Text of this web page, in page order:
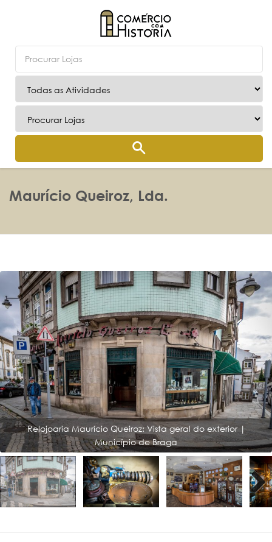
Maurício Queiroz, Lda.
Relojoaria Maurício Queiroz: Vista geral do exterior |
Município de Braga
Next